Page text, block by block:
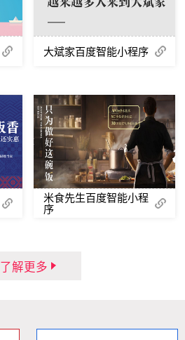
大斌家百度智能小程序
米食先生百度智能小程
序
了解更多